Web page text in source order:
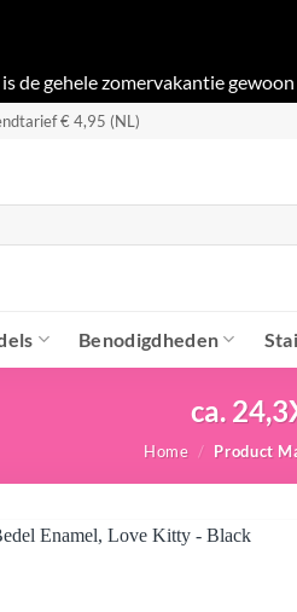
de gehele zomervakantie
€ 4,95 (NL)
Benodigdheden
ca.
Home / Product